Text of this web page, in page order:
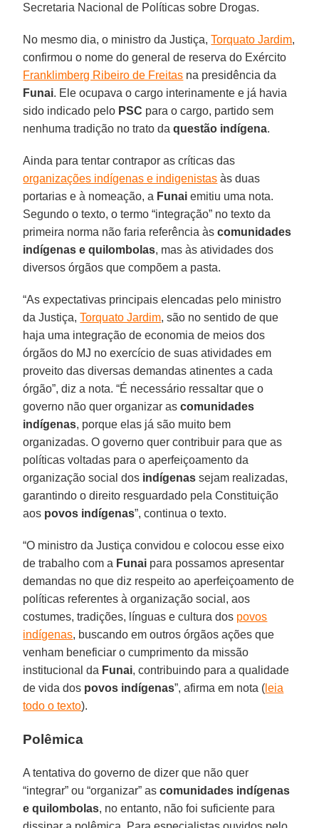
Secretaria Nacional de Políticas sobre Drogas.
No mesmo dia, o ministro da Justiça,Torquato Jardim,
confirmou o nome do general de reserva do Exército
Franklimberg Ribeiro de Freitas na presidência da
Funai. Ele ocupava o cargo interinamente e já havia
sido indicado pelo PSC para o cargo, partido sem
nenhuma tradição no trato daquestão indígena.
Ainda para tentar contrapor as críticas das
organizações indígenas e indigenistas às duas
portarias e à nomeação, a Funai emitiu uma nota.
Segundo o texto, o termo “integração” no texto da
primeira norma não faria referência àscomunidades
indígenas e quilombolas, mas às atividades dos
diversos órgãos que compõem a pasta.
“As expectativas principais elencadas pelo ministro
da Justiça,Torquato Jardim, são no sentido de que
haja uma integração de economia de meios dos
órgãos do MJ no exercício de suas atividades em
proveito das diversas demandas atinentes a cada
órgão”, diz a nota. “É necessário ressaltar que o
governo não quer organizar ascomunidades
indígenas, porque elas já são muito bem
organizadas. O governo quer contribuir para que as
políticas voltadas para o aperfeiçoamento da
organização social dos indígenas sejam realizadas,
garantindo o direito resguardado pela Constituição
aos povos indígenas”, continua o texto.
“O ministro da Justiça convidou e colocou esse eixo
de trabalho com a Funai para possamos apresentar
demandas no que diz respeito ao aperfeiçoamento de
políticas referentes à organização social, aos
costumes, tradições, línguas e cultura dos povos
indígenas, buscando em outros órgãos ações que
venham beneficiar o cumprimento da missão
institucional da Funai, contribuindo para a qualidade
de vida dos povos indígenas”, afirma em nota ( leia
todo o texto).
Polêmica
A tentativa do governo de dizer que não quer
“integrar” ou “organizar” ascomunidades indígenas
e quilombolas, no entanto, não foi suficiente para